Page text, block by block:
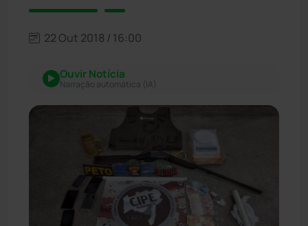
22 Out 2018 / 16:00
Ouvir Notícia
Narração automática (IA)